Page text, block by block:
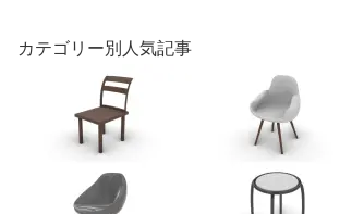
カテゴリー別人気記事